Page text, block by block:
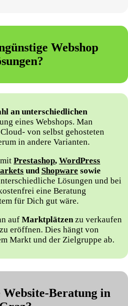
Webshop
an unterschiedlichen
eines Webshops. Man
von selbst gehosteten
in andere Varianten.
Prestashop, WordPress
und Shopware sowie
Lösungen und bei
eine Beratung
für Dich gut wäre.
auf Marktplätzenzu verkaufen
eröffnen. Dies hängt von
Markt und der Zielgruppe ab.
Website-Beratung in